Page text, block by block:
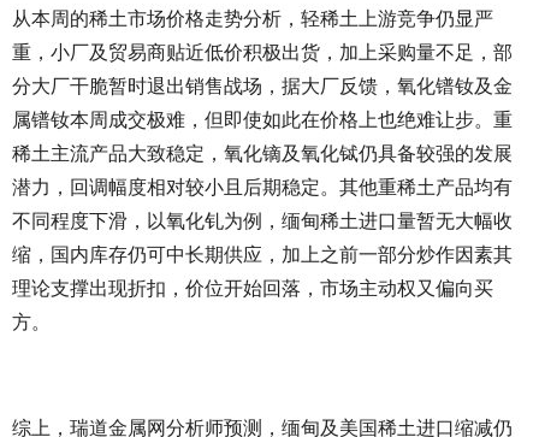
从本周的稀土市场价格走势分析，轻稀土上游竞争仍显严
重，小厂及贸易商贴近低价积极出货，加上采购量不足，部
分大厂干脆暂时退出销售战场，据大厂反馈，氧化镨钕及金
属镨钕本周成交极难，但即使如此在价格上也绝难让步。重
稀土主流产品大致稳定，氧化镝及氧化铽仍具备较强的发展
潜力，回调幅度相对较小且后期稳定。其他重稀土产品均有
不同程度下滑，以氧化钆为例，缅甸稀土进口量暂无大幅收
缩，国内库存仍可中长期供应，加上之前一部分炒作因素其
理论支撑出现折扣，价位开始回落，市场主动权又偏向买
方。
综上，瑞道金属网分析师预测，缅甸及美国稀土进口缩减仍